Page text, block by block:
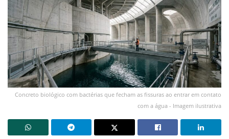
Concreto biológico com bactérias que fecham as fissuras ao entrar em contato
com a água - Imagem ilustrativa